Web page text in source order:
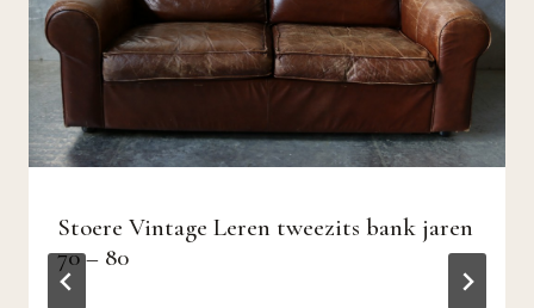
Stoere Vintage Leren tweezits bank jaren
70 – 80